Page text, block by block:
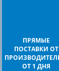
ПРЯМЫЕ
ПОСТАВКИ ОТ
ОТ 1 ДНЯ